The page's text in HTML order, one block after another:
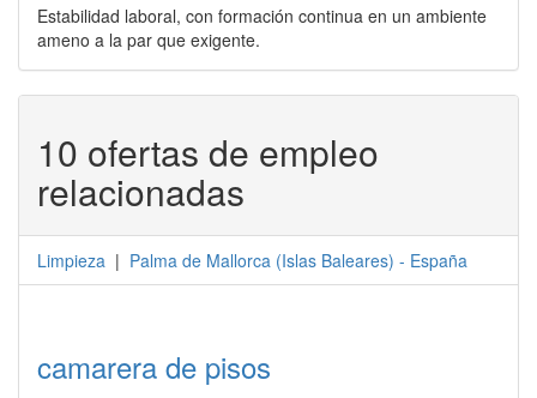
Estabilidad laboral, con formación continua en un ambiente
ameno a la par que exigente.
10 ofertas de empleo
relacionadas
Limpieza | Palma de Mallorca (Islas Baleares) - España
camarera de pisos